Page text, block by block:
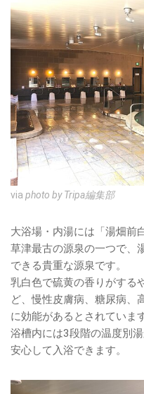
via photo by Tripa編集部
大浴場・内湯には「湯畑前
草津最古の源泉の一つで、
できる貴重な源泉です。
乳白色で硫黄の香りがする
ど、慢性皮膚病、糖尿病、
に効能があるとされています
浴槽内には3段階の温度別
安心して入浴できます。